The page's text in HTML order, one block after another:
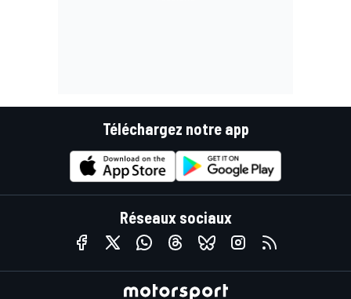
Téléchargez notre app
Réseaux sociaux